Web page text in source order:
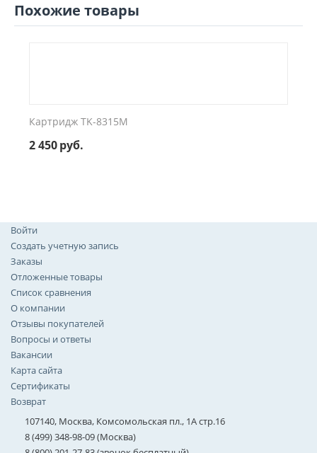
Похожие товары
Картридж TK-8315M
2 450руб.
Войти
Создать учетную запись
Заказы
Отложенные товары
Список сравнения
О компании
Отзывы покупателей
Вопросы и ответы
Вакансии
Карта сайта
Сертификаты
Возврат
107140, Москва, Комсомольская пл., 1А стр.16
8 (499) 348-98-09 (Москва)